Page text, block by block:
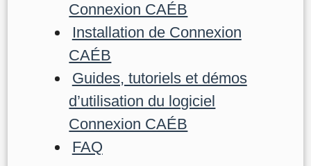
Connexion CAÉB
Installation de Connexion
CAÉB
Guides, tutoriels et démos
d’utilisation du logiciel
Connexion CAÉB
FAQ